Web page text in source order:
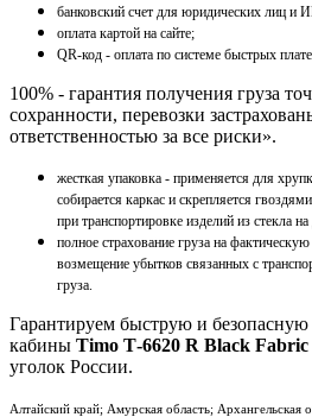
банковский счет для юридических лиц
оплата картой на сайте;
QR-код - оплата по системе быстрых
100% - гарантия получения груза
сохранности, перевозки
ответственностью за все риски».
жесткая упаковка - применяется для
собирается каркас и скрепляется
при транспортировке изделий из стекла
полное страхование груза на
возмещение убытков связанных с
груза.
Гарантируем быструю и
кабины Timo Т-6620 R Black Fabric
уголок России.
Алтайский край; Амурская область; Архангельская